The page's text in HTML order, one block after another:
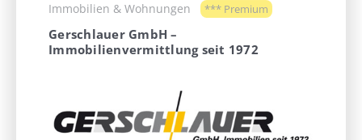
Immobilien & Wohnungen *** Premium
Gerschlauer GmbH –
Immobilienvermittlung seit 1972